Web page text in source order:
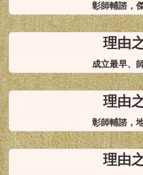
彰師輔諮，
理由
成立最早、
理由
彰師輔諮，
理由